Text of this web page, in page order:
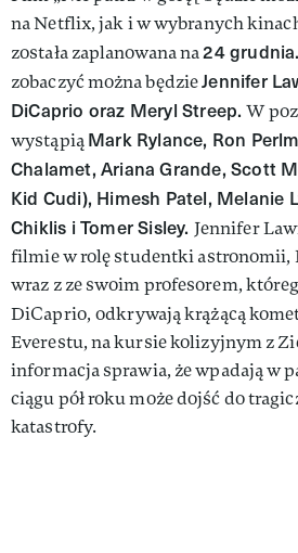
na Netflix, jak i w wybranych
została zaplanowana na24 grudnia.
zobaczyć można będzieJennifer
DiCaprio oraz Meryl Streep. W
wystąpiąMark Rylance, Ron
Chalamet, Ariana Grande, Scott
Kid Cudi), Himesh Patel, Melanie
Chiklis i Tomer Sisley. Jennifer
filmie w rolę studentki astronomii,
wraz z ze swoim profesorem,
DiCaprio, odkrywają krążącą
Everestu, na kursie kolizyjnym z
informacja sprawia, że wpadają w
ciągu pół roku może dojść do
katastrofy.